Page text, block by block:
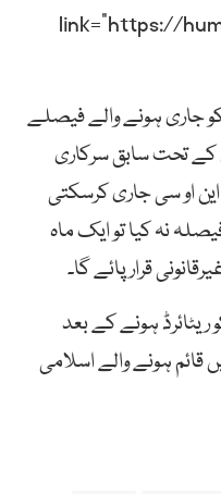
link=”https://
کورٹ کے 15 دسمبر 2018 کو جاری ہونے والے فیصلے
کے تحت سابق سرکاری
او سی جاری کرسکتی
نہ کیا تو ایک ماہ
قرار پائے گا۔
شریف نے 29 نومبر 2016 کو ریٹائرڈ ہونے کے بعد
میں قائم ہونے والے اسلامی